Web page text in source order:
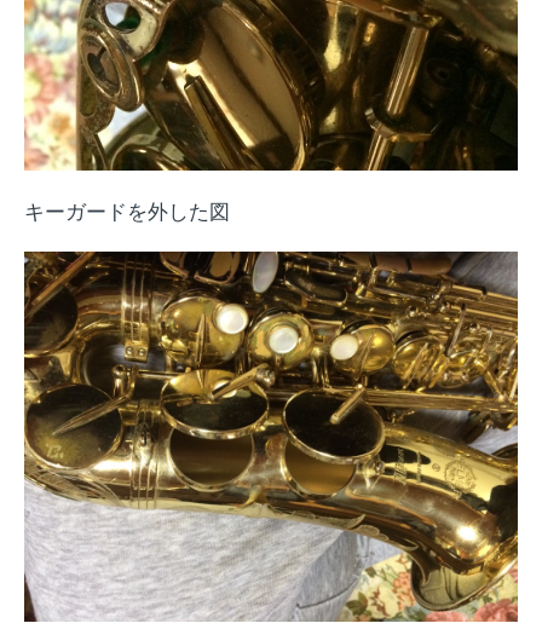
キーガードを外した図